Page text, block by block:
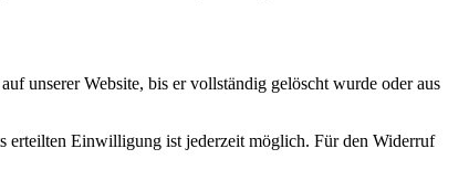
unserer Website, bis er vollständig gelöscht wurde oder aus
Einwilligung ist jederzeit möglich. Für den Widerruf